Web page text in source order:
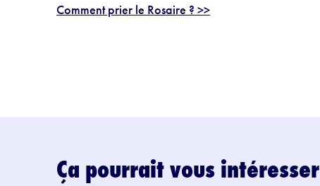
Comment prier le Rosaire ? >>
Ça pourrait vous intéresser